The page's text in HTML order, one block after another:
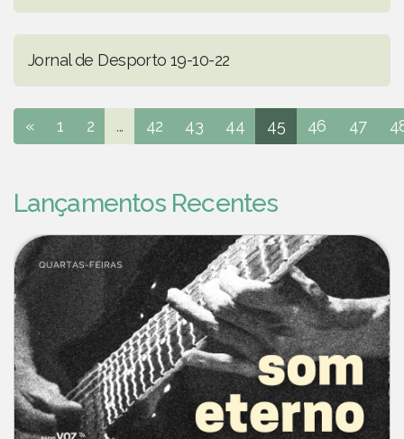
Jornal de Desporto 19-10-22
« 1 2 ... 42 43 44 45 46 47
Lançamentos Recentes